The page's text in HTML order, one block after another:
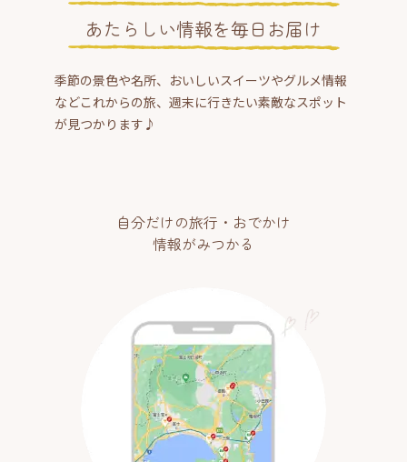
あたらしい情報を毎日お届け
季節の景色や名所、おいしいスイーツやグルメ情報
などこれからの旅、週末に行きたい素敵なスポット
が見つかります♪
自分だけの旅行・おでかけ
情報がみつかる